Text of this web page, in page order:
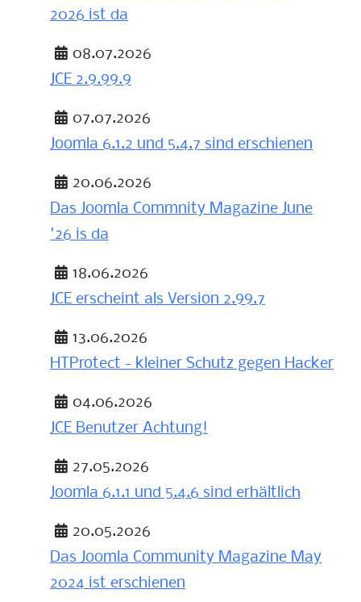
2026 ist da
08.07.2026
JCE 2.9.99.9
07.07.2026
Joomla 6.1.2 und 5.4.7 sind erschienen
20.06.2026
Das Joomla Commnity Magazine June
'26 is da
18.06.2026
JCE erscheint als Version 2.99.7
13.06.2026
HTProtect - kleiner Schutz gegen Hacker
04.06.2026
JCE Benutzer Achtung!
27.05.2026
Joomla 6.1.1 und 5.4.6 sind erhältlich
20.05.2026
Das Joomla Community Magazine May
2024 ist erschienen